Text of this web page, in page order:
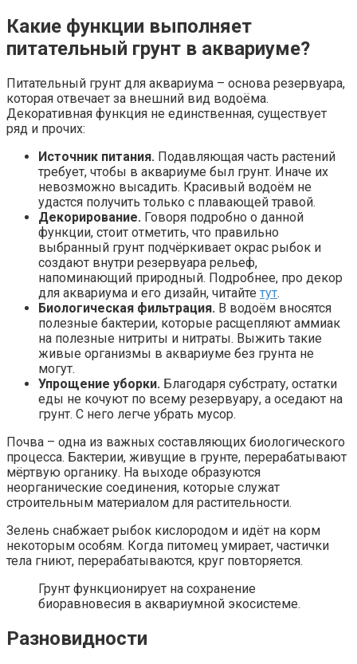
Какие функции выполняет
питательный грунт в аквариуме?
Питательный грунт для аквариума – основа резервуара,
которая отвечает за внешний вид водоёма.
Декоративная функция не единственная, существует
ряд и прочих:
Источник питания. Подавляющая часть растений
требует, чтобы в аквариуме был грунт. Иначе их
невозможно высадить. Красивый водоём не
удастся получить только с плавающей травой.
Декорирование. Говоря подробно о данной
функции, стоит отметить, что правильно
выбранный грунт подчёркивает окрас рыбок и
создают внутри резервуара рельеф,
напоминающий природный. Подробнее, про декор
для аквариума и его дизайн, читайте тут.
Биологическая фильтрация. В водоём вносятся
полезные бактерии, которые расщепляют аммиак
на полезные нитриты и нитраты. Выжить такие
живые организмы в аквариуме без грунта не
могут.
Упрощение уборки. Благодаря субстрату, остатки
еды не кочуют по всему резервуару, а оседают на
грунт. С него легче убрать мусор.
Почва – одна из важных составляющих биологического
процесса. Бактерии, живущие в грунте, перерабатывают
мёртвую органику. На выходе образуются
неорганические соединения, которые служат
строительным материалом для растительности.
Зелень снабжает рыбок кислородом и идёт на корм
некоторым особям. Когда питомец умирает, частички
тела гниют, перерабатываются, круг повторяется.
Грунт функционирует на сохранение
биоравновесия в аквариумной экосистеме.
Разновидности